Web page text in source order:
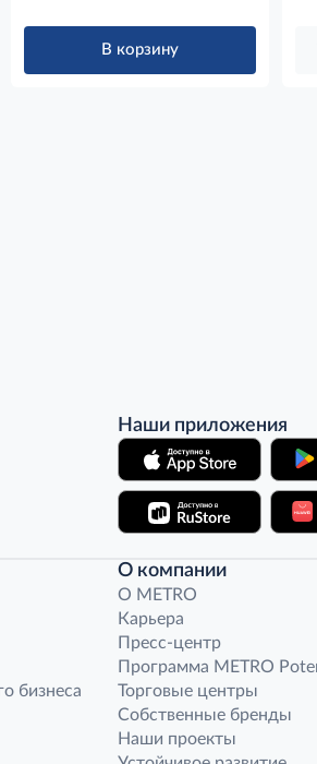
В корзину
Наши приложения
бизнеса
О компании
O METRO
Карьера
Пресс-центр
Программа METRO
Торговые центры
Собственные бренды
Наши проекты